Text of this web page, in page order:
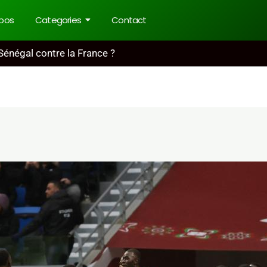
Categories Contact
contre la France ?